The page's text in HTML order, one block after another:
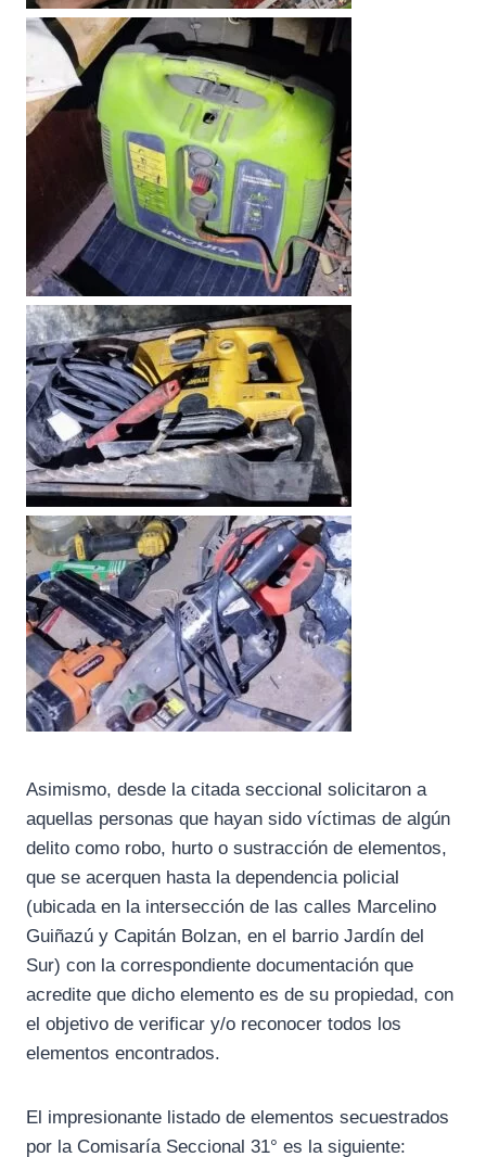
Asimismo, desde la citada seccional solicitaron a
aquellas personas que hayan sido víctimas de algún
delito como robo, hurto o sustracción de elementos,
que se acerquen hasta la dependencia policial
(ubicada en la intersección de las calles Marcelino
Guiñazú y Capitán Bolzan, en el barrio Jardín del
Sur) con la correspondiente documentación que
acredite que dicho elemento es de su propiedad, con
el objetivo de verificar y/o reconocer todos los
elementos encontrados.
El impresionante listado de elementos secuestrados
por la Comisaría Seccional 31° es la siguiente: